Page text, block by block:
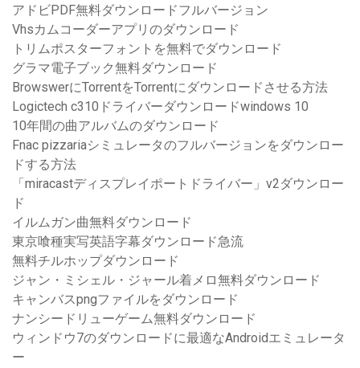
アドビPDF無料ダウンロードフルバージョン
Vhsカムコーダーアプリのダウンロード
トリムポスターフォントを無料でダウンロード
グラマ電子ブック無料ダウンロード
BrowswerにTorrentをTorrentにダウンロードさせる方法
Logictech c310ドライバーダウンロードwindows 10
10年間の曲アルバムのダウンロード
Fnac pizzariaシミュレータのフルバージョンをダウンロー
ドする方法
「miracastディスプレイポートドライバー」v2ダウンロー
ド
イルムガン曲無料ダウンロード
東京喰種実写英語字幕ダウンロード急流
無料チルホップダウンロード
ジャン・ミシェル・ジャール着メロ無料ダウンロード
キャンバスpngファイルをダウンロード
ナンシードリューゲーム無料ダウンロード
ウィンドウ7のダウンロードに最適なAndroidエミュレータ
ー